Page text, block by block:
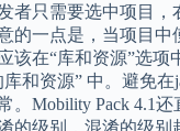
者只需要选中项目，
的一点是，当项目中
该在“库和资源”选项
和资源” 中。避免在
。Mobility Pack 4.1还
的级别，混淆的级别